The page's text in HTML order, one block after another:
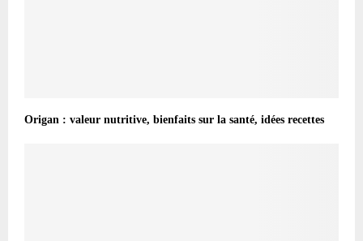
Origan : valeur nutritive, bienfaits sur la santé, idées recettes